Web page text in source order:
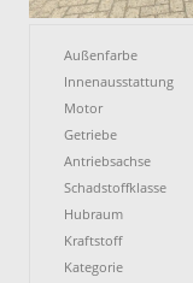
Außenfarbe
Innenausstattung
Motor
Getriebe
Antriebsachse
Schadstoffklasse
Hubraum
Kraftstoff
Kategorie